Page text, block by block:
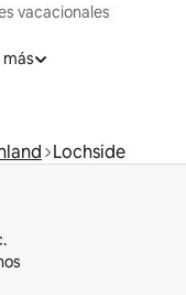
vacacionales
Lochside